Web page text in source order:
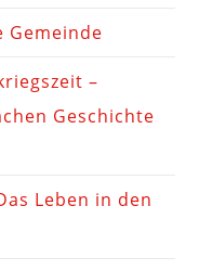
Gemeinde
–
Geschichte
Leben in den